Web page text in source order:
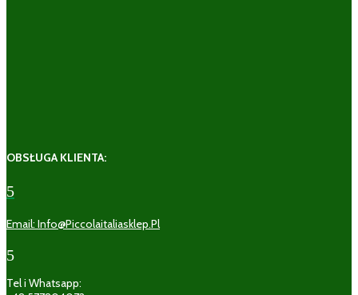
OBSŁUGA KLIENTA:
5
Email: Info@piccolaitaliasklep.pl
5
Tel i Whatsapp: